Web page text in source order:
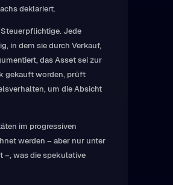
deklariert.
Jede
in dem sie durch Verkauf,
das Asset sei zur
gekauft worden, prüft
um die Absicht
im progressiven
werden – aber nur unter
–, was die spekulative